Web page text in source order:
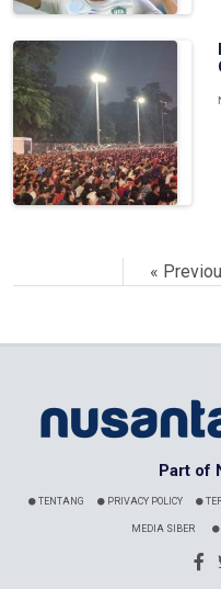
«
Part of
TENTANG PRIVACY POLICY
MEDIA SIBER